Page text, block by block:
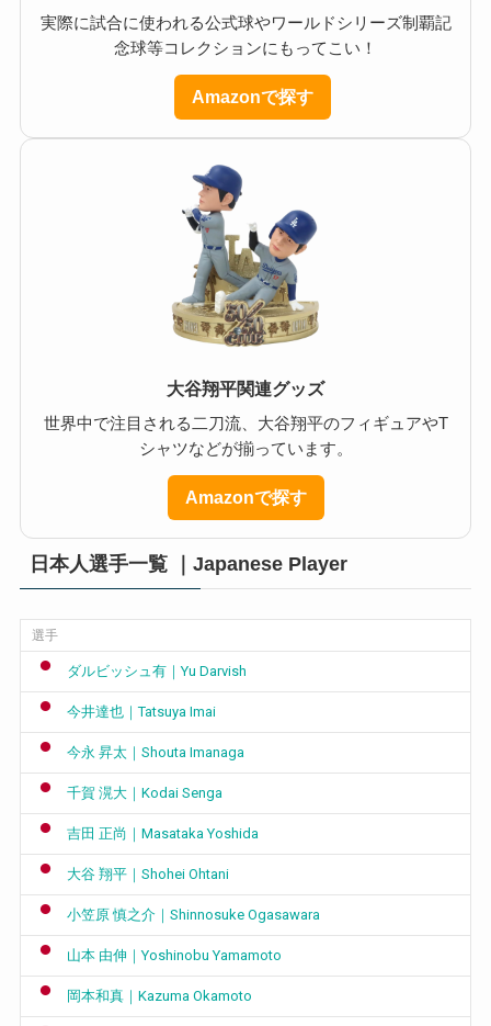
実際に試合に使われる公式球やワールドシリーズ制覇記
念球等コレクションにもってこい！
Amazonで探す
大谷翔平関連グッズ
世界中で注目される二刀流、大谷翔平のフィギュアやT
シャツなどが揃っています。
Amazonで探す
日本人選手一覧 ｜Japanese Player
選手
ダルビッシュ有｜Yu Darvish
今井達也｜Tatsuya Imai
今永 昇太｜Shouta Imanaga
千賀 滉大｜Kodai Senga
吉田 正尚｜Masataka Yoshida
大谷 翔平｜Shohei Ohtani
小笠原 慎之介｜Shinnosuke Ogasawara
山本 由伸｜Yoshinobu Yamamoto
岡本和真｜Kazuma Okamoto